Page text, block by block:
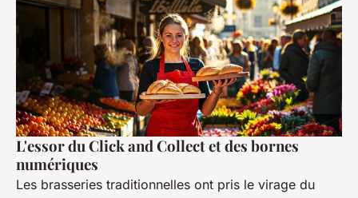
L'essor du Click and Collect et des bornes
numériques
Les brasseries traditionnelles ont pris le virage du